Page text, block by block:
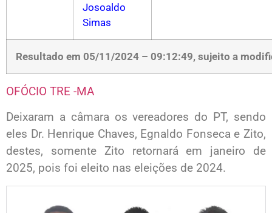
Josoaldo
Simas
Resultado em 05/11/2024 – 09:12:49, sujeito a
OFÓCIO TRE -MA
Deixaram a câmara os vereadores do PT, sendo
eles Dr. Henrique Chaves, Egnaldo Fonseca e Zito,
destes, somente Zito retornará em janeiro de
2025, pois foi eleito nas eleições de 2024.